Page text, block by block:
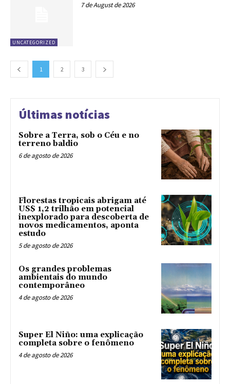
UNCATEGORIZED
7 de August de 2026
1 2 3
Últimas notícias
Sobre a Terra, sob o Céu e no
terreno baldio
6 de agosto de 2026
Florestas tropicais abrigam até
US$ 1,2 trilhão em potencial
inexplorado para descoberta de
novos medicamentos, aponta
estudo
5 de agosto de 2026
Os grandes problemas
ambientais do mundo
contemporâneo
4 de agosto de 2026
Super El Niño: uma explicação
completa sobre o fenômeno
4 de agosto de 2026